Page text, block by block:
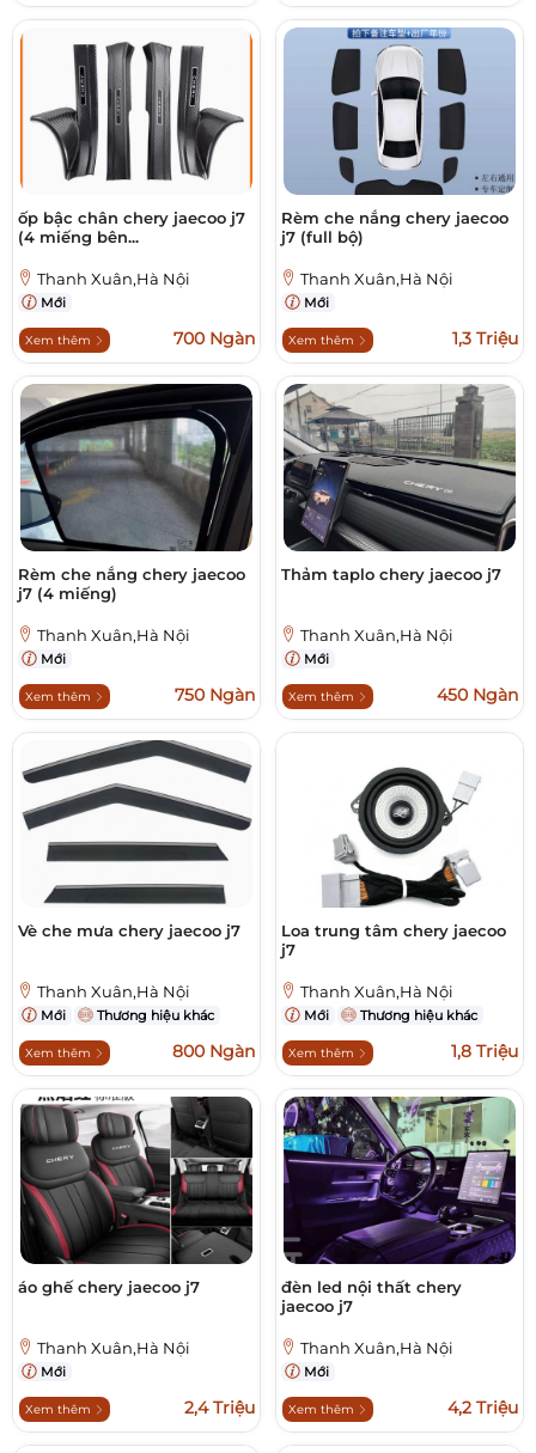
ốp bậc chân chery jaecoo j7
(4 miếng bên...
Thanh Xuân,Hà Nội
Mới
Xem thêm 700 Ngàn
Rèm che nắng chery jaecoo
j7 (full bộ)
Thanh Xuân,Hà Nội
Mới
Xem thêm 1,3 Triệu
Rèm che nắng chery jaecoo
j7 (4 miếng)
Thanh Xuân,Hà Nội
Mới
Xem thêm 750 Ngàn
Thảm taplo chery jaecoo j7
Thanh Xuân,Hà Nội
Mới
Xem thêm 450 Ngàn
Vè che mưa chery jaecoo j7
Thanh Xuân,Hà Nội
Mới Thương hiệu khác
Xem thêm 800 Ngàn
Loa trung tâm chery jaecoo
j7
Thanh Xuân,Hà Nội
Mới Thương hiệu khác
Xem thêm 1,8 Triệu
áo ghế chery jaecoo j7
Thanh Xuân,Hà Nội
Mới
Xem thêm 2,4 Triệu
đèn led nội thất chery
jaecoo j7
Thanh Xuân,Hà Nội
Mới
Xem thêm 4,2 Triệu